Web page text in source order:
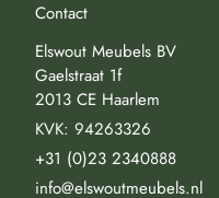
Contact
Elswout Meubels BV
Gaelstraat 1f
2013 CE Haarlem
KVK: 94263326
+31 (0)23 2340888
info@elswoutmeubels.nl